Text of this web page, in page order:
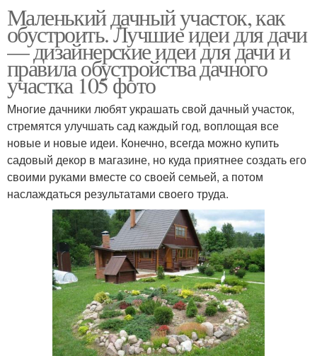
Маленький дачный участок, как
обустроить. Лучшие идеи для дачи
— дизайнерские идеи для дачи и
правила обустройства дачного
участка 105 фото
Многие дачники любят украшать свой дачный участок,
стремятся улучшать сад каждый год, воплощая все
новые и новые идеи. Конечно, всегда можно купить
садовый декор в магазине, но куда приятнее создать его
своими руками вместе со своей семьей, а потом
наслаждаться результатами своего труда.